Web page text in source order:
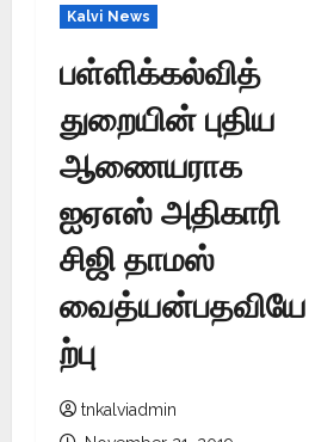
Kalvi News
பள்ளிக்கல்வித்
துறையின் புதிய
ஆணையராக
ஐஏஎஸ் அதிகாரி
சிஜி தாமஸ்
வைத்யன்பதவியே
ற்பு
tnkalviadmin